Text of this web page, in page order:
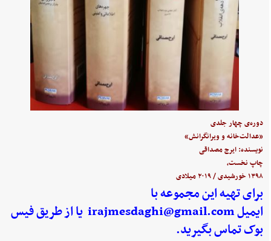
دوره‌ی چهار جلدی
«عدالت‌خانه و ویرانگرانش»
نویسنده: ایرج مصداقی
چاپ نخست،
۱۳۹۸ خورشیدی / ۲۰۱۹ میلادی
برای تهیه این مجموعه با
ایمیلirajmesdaghi@gmail.com یا از طریق فیس
بوک تماس بگیرید.